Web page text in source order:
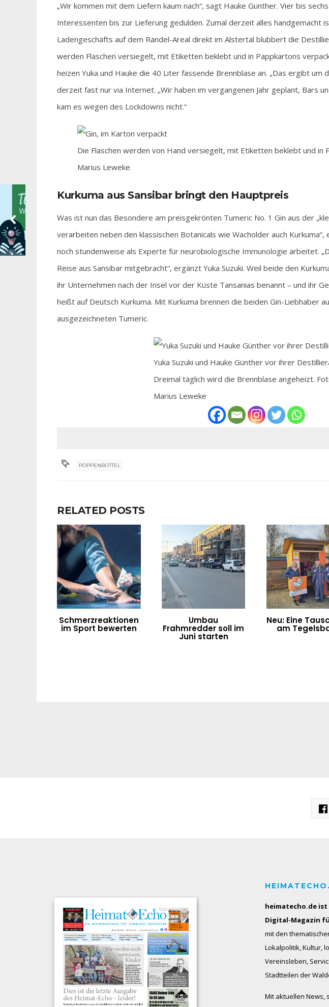
„Wir kommen mit dem Liefern kaum nach“, sagt Hauke Günther. Vier bis
Interessenten bis zur Lieferung gedulden. Zumal derzeit alles handgemacht
Ladengeschäfts auf dem Randel-Areal direkt im Alstertal blubbert die
werden Flaschen versiegelt, mit Etiketten beklebt und in Pappkartons
heizen Yuka und Hauke die 40 Liter fassende Brennblase an. „Das ergibt um
derzeit fast nur via Internet. „Wir haben im vergangenen Jahr geplant, Bars
kam es wegen des Lockdowns nicht.“
Die Flaschen werden von Hand versiegelt, mit Etiketten beklebt und in
Marius Leweke
Kurkuma aus Sansibar bringt den Hauptpreis
Was ist nun das Besondere am preisgekrönten Tumeric No. 1 Gin aus der
verarbeiten neben den klassischen Botanicals wie Wacholder auch
noch stundenweise als Experte für neurobiologische Immunologie arbeitet.
Reise aus Sansibar mitgebracht“, ergänzt Yuka Suzuki. Weil beide den
ihr Unternehmen nach der Insel vor der Küste Tansanias benannt – und ihr
heißt auf Deutsch Kurkuma. Mit Kurkuma brennen die beiden Gin-Liebhaber
ausgezeichneten Tumeric.
Yuka Suzuki und Hauke Günther vor ihrer
Dreimal täglich wird die Brennblase angeheizt.
Marius Leweke
POPPENBÜTTEL
RELATED POSTS
Schmerzreaktionen
im Sport bewerten
Umbau
Frahmredder soll im
Juni starten
Neu: Eine
am
heimatecho.de
Digital-Magazin
mit den
Lokalpolitik, Kultur,
Vereinsleben,
Stadtteilen der
Mit aktuellen News,